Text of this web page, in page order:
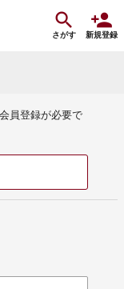
さがす 新規登録
員登録が必要で